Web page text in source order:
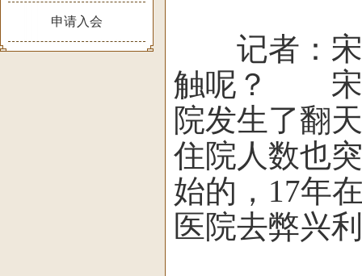
申请入会
记者：宋
触呢？ 宋
院发生了翻
住院人数也
始的，17年
医院去弊兴